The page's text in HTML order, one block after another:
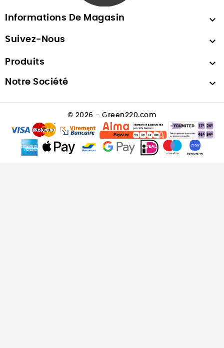
Informations De Magasin 
Suivez-Nous 
Produits 
Notre Société 
© 2026 - Green220.com